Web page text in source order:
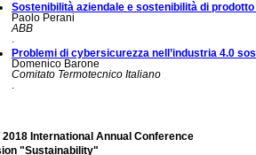
Sostenibilità aziendale e sostenibilità di
Paolo Perani
ABB
.
Problemi di cybersicurezza nell’industria 4.0
Domenico Barone
Comitato Termotecnico Italiano
.
2018 International Annual Conference
"Sustainability"